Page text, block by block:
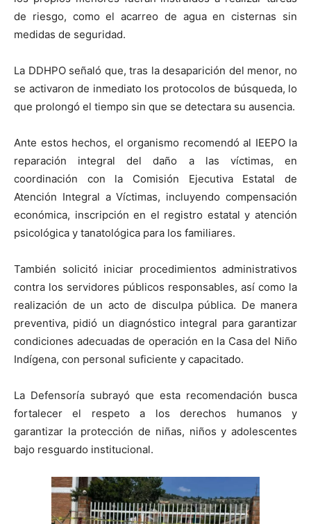
de riesgo, como el acarreo de agua en cisternas sin
medidas de seguridad.
La DDHPO señaló que, tras la desaparición del menor, no
se activaron de inmediato los protocolos de búsqueda, lo
que prolongó el tiempo sin que se detectara su ausencia.
Ante estos hechos, el organismo recomendó al IEEPO la
reparación integral del daño a las víctimas, en
coordinación con la Comisión Ejecutiva Estatal de
Atención Integral a Víctimas, incluyendo compensación
económica, inscripción en el registro estatal y atención
psicológica y tanatológica para los familiares.
También solicitó iniciar procedimientos administrativos
contra los servidores públicos responsables, así como la
realización de un acto de disculpa pública. De manera
preventiva, pidió un diagnóstico integral para garantizar
condiciones adecuadas de operación en la Casa del Niño
Indígena, con personal suficiente y capacitado.
La Defensoría subrayó que esta recomendación busca
fortalecer el respeto a los derechos humanos y
garantizar la protección de niñas, niños y adolescentes
bajo resguardo institucional.